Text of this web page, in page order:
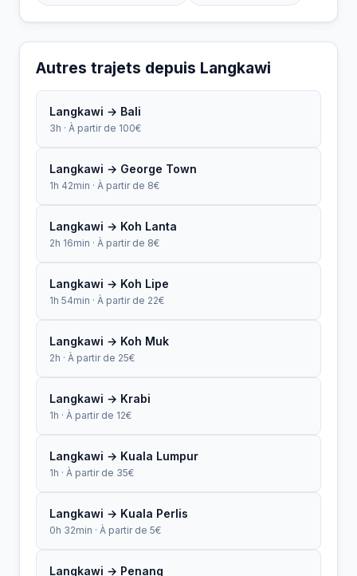
Autres trajets depuis Langkawi
Langkawi → Bali
3h · À partir de 100€
Langkawi → George Town
1h 42min · À partir de 8€
Langkawi → Koh Lanta
2h 16min · À partir de 8€
Langkawi → Koh Lipe
1h 54min · À partir de 22€
Langkawi → Koh Muk
2h · À partir de 25€
Langkawi → Krabi
1h · À partir de 12€
Langkawi → Kuala Lumpur
1h · À partir de 35€
Langkawi → Kuala Perlis
0h 32min · À partir de 5€
Langkawi → Penang